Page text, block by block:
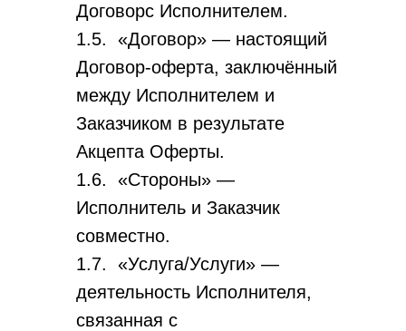
Договорс Исполнителем.
1.5. «Договор» — настоящий
Договор-оферта, заключённый
между Исполнителем и
Заказчиком в результате
Акцепта Оферты.
1.6. «Стороны» —
Исполнитель и Заказчик
совместно.
1.7. «Услуга/Услуги» —
деятельность Исполнителя,
связанная с